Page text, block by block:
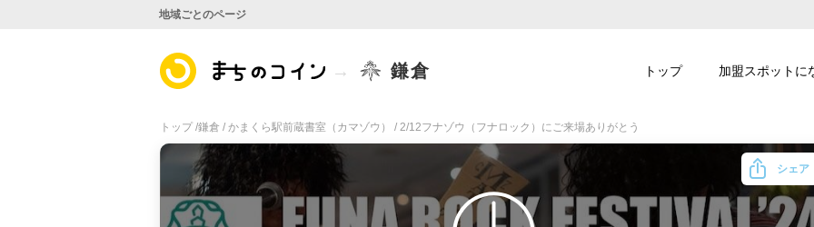
トップ /鎌倉 / かまくら駅前蔵書室（カマゾウ） / 2/12フナゾウ（フナロック）にご来場ありがとう
シェア
地域ごとのページ
トップ 加盟スポットに
鎌倉